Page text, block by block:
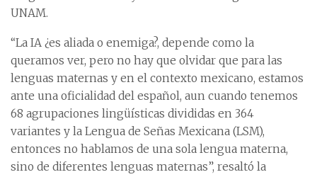
UNAM.
“La IA ¿es aliada o enemiga?, depende como la
queramos ver, pero no hay que olvidar que para las
lenguas maternas y en el contexto mexicano, estamos
ante una oficialidad del español, aun cuando tenemos
68 agrupaciones lingüísticas divididas en 364
variantes y la Lengua de Señas Mexicana (LSM),
entonces no hablamos de una sola lengua materna,
sino de diferentes lenguas maternas”, resaltó la